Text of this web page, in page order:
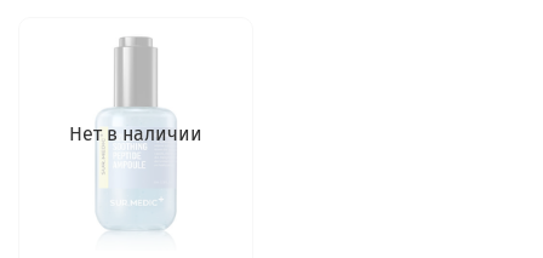
Нет в наличии